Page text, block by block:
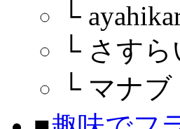
└
└ さすら
└ マナブ